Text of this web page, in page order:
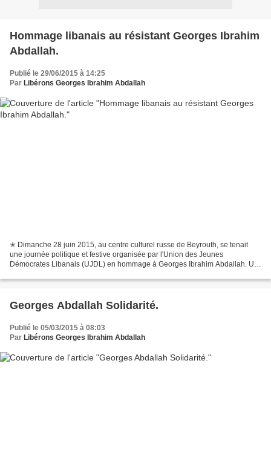
Hommage libanais au résistant Georges Ibrahim
Abdallah.
Publié le 29/06/2015 à 14:25
Par Libérons Georges Ibrahim Abdallah
✭ Dimanche 28 juin 2015, au centre culturel russe de Beyrouth, se tenait
une journée politique et festive organisée par l'Union des Jeunes
Démocrates Libanais (UJDL) en hommage à Georges Ibrahim Abdallah. Un
Georges Abdallah Solidarité.
Publié le 05/03/2015 à 08:03
Par Libérons Georges Ibrahim Abdallah